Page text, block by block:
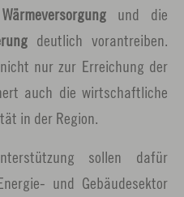
und die
deutlich vorantreiben.
nur zur Erreichung der
auch die wirtschaftliche
in der Region.
sollen dafür
und Gebäudesektor